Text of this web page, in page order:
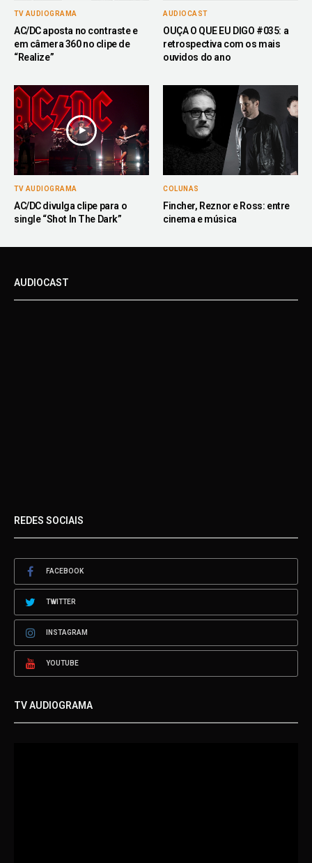
TV AUDIOGRAMA
AC/DC aposta no contraste e
em câmera 360 no clipe de
“Realize”
AUDIOCAST
OUÇA O QUE EU DIGO #035: a
retrospectiva com os mais
ouvidos do ano
TV AUDIOGRAMA
AC/DC divulga clipe para o
single “Shot In The Dark”
COLUNAS
Fincher, Reznor e Ross: entre
cinema e música
AUDIOCAST
REDES SOCIAIS
FACEBOOK
TWITTER
INSTAGRAM
YOUTUBE
TV AUDIOGRAMA